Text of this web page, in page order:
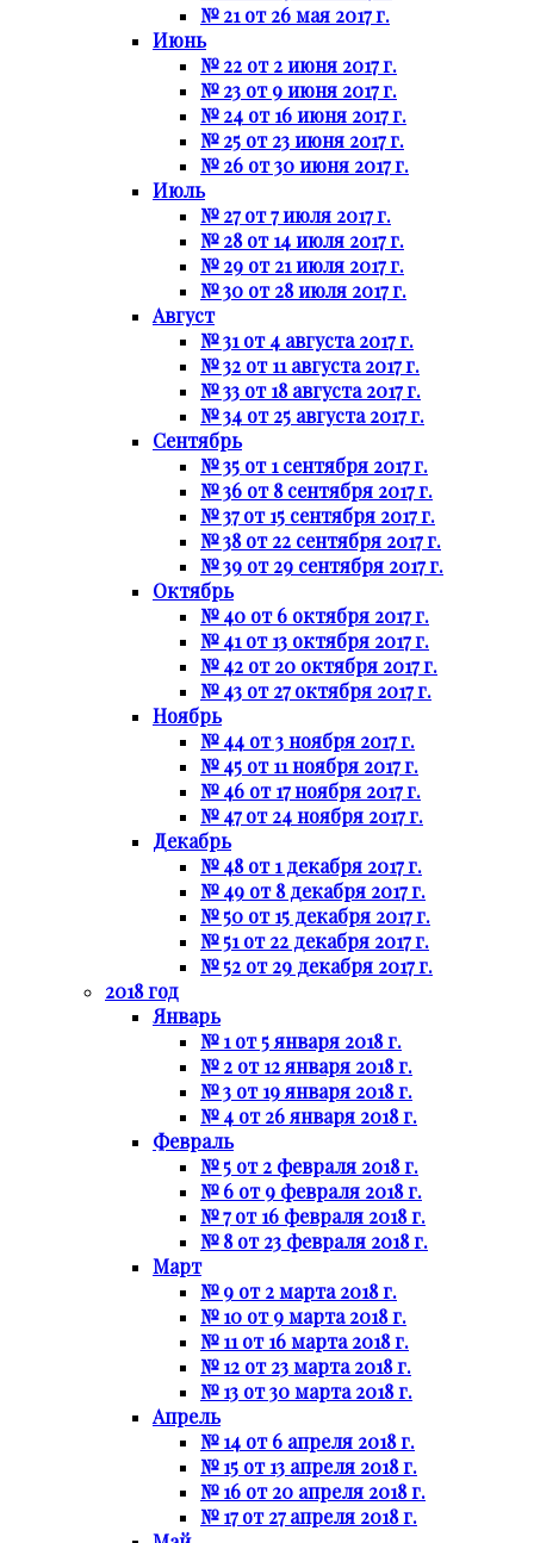
№ 21 от 26 мая 2017 г.
Июнь
№ 22 от 2 июня 2017 г.
№ 23 от 9 июня 2017 г.
№ 24 от 16 июня 2017 г.
№ 25 от 23 июня 2017 г.
№ 26 от 30 июня 2017 г.
Июль
№ 27 от 7 июля 2017 г.
№ 28 от 14 июля 2017 г.
№ 29 от 21 июля 2017 г.
№ 30 от 28 июля 2017 г.
Август
№ 31 от 4 августа 2017 г.
№ 32 от 11 августа 2017 г.
№ 33 от 18 августа 2017 г.
№ 34 от 25 августа 2017 г.
Сентябрь
№ 35 от 1 сентября 2017 г.
№ 36 от 8 сентября 2017 г.
№ 37 от 15 сентября 2017 г.
№ 38 от 22 сентября 2017 г.
№ 39 от 29 сентября 2017 г.
Октябрь
№ 40 от 6 октября 2017 г.
№ 41 от 13 октября 2017 г.
№ 42 от 20 октября 2017 г.
№ 43 от 27 октября 2017 г.
Ноябрь
№ 44 от 3 ноября 2017 г.
№ 45 от 11 ноября 2017 г.
№ 46 от 17 ноября 2017 г.
№ 47 от 24 ноября 2017 г.
Декабрь
№ 48 от 1 декабря 2017 г.
№ 49 от 8 декабря 2017 г.
№ 50 от 15 декабря 2017 г.
№ 51 от 22 декабря 2017 г.
№ 52 от 29 декабря 2017 г.
2018 год
Январь
№ 1 от 5 января 2018 г.
№ 2 от 12 января 2018 г.
№ 3 от 19 января 2018 г.
№ 4 от 26 января 2018 г.
Февраль
№ 5 от 2 февраля 2018 г.
№ 6 от 9 февраля 2018 г.
№ 7 от 16 февраля 2018 г.
№ 8 от 23 февраля 2018 г.
Март
№ 9 от 2 марта 2018 г.
№ 10 от 9 марта 2018 г.
№ 11 от 16 марта 2018 г.
№ 12 от 23 марта 2018 г.
№ 13 от 30 марта 2018 г.
Апрель
№ 14 от 6 апреля 2018 г.
№ 15 от 13 апреля 2018 г.
№ 16 от 20 апреля 2018 г.
№ 17 от 27 апреля 2018 г.